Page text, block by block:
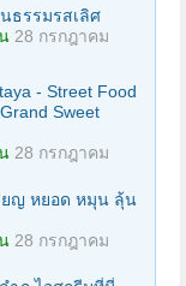
ธรรมรสเลิศ
28 กรกฎาคม
- Street Food
Sweet
28 กรกฎาคม
ยญ หยอด หมุน ลุ้น
28 กรกฎาคม